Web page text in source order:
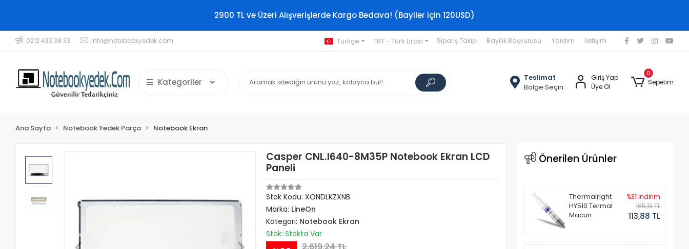
2900 TL ve Üzeri Alışverişlerde Kargo Bedava! (Bayiler için 120USD)
0212 433 38 33 info@notebookyedek.com Türkçe TRY - Türk Lirası Sipariş Takip Bayilik Başvurusu Yardım İletişim
Kategoriler
Teslimat
Bölge Seçin
Giriş Yap
Üye Ol
0
Sepetim
Ana Sayfa Notebook Yedek Parça Notebook Ekran
Casper CNL.I640-8M35P Notebook Ekran LCD
Paneli
Stok Kodu: XONDLKZXNB
Marka: LineOn
Kategori: Notebook Ekran
Stok: Stokta Var
Önerilen Ürünler
Thermalright
HY510 Termal
Macun
%31 indirim
165,13 TL
113,88 TL